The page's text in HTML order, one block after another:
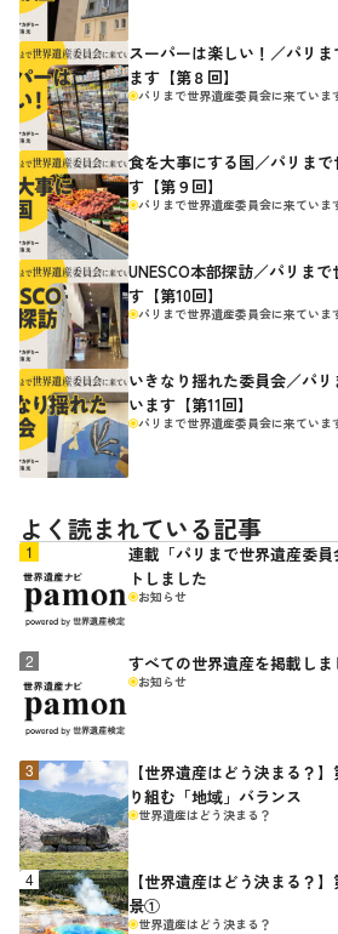
スーパーは楽しい！／パリ
ます【第８回】
パリまで世界遺産委員会に来ていま
食を大事にする国／パリま
す【第９回】
パリまで世界遺産委員会に来ていま
UNESCO本部探訪／パリま
す【第10回】
パリまで世界遺産委員会に来ていま
いきなり揺れた委員会／パ
います【第11回】
パリまで世界遺産委員会に来ていま
よく読まれている記事
連載「パリまで世界遺産委
トしました
お知らせ
すべての世界遺産を掲載しま
お知らせ
【世界遺産はどう決まる？
り組む「地域」バランス
世界遺産はどう決まる？
【世界遺産はどう決まる？
景①
世界遺産はどう決まる？